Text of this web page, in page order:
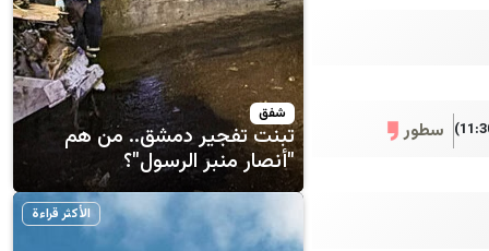
سطور
شفق
تبنت تفجير دمشق.. من هم
"أنصار منبر الرسول"؟
الأكثر قراءة